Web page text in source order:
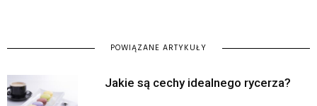
POWIĄZANE ARTYKUŁY
Jakie są cechy idealnego rycerza?